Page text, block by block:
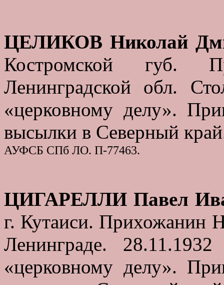
ЦЕЛИКОВ Николай
Костромской губ.
Ленинградской обл.
«церковному делу».
высылки в Северный
АУФСБ СПб ЛО. П-77463.
ЦИГАРЕЛЛИ Павел
г. Кутаиси. Прихожанин
Ленинграде.
«церковному делу».